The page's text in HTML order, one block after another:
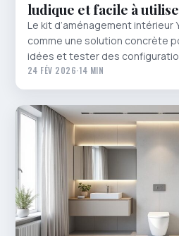
ludique et facile à
Le kit d’aménagement intérieur
comme une solution concrète
idées et tester des
24 FÉV 2026·14 MIN